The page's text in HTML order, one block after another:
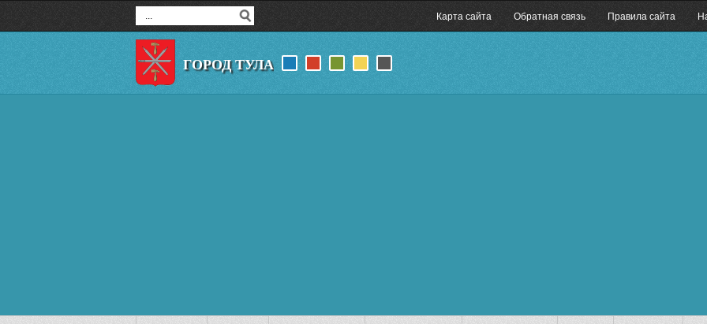
Карта сайта Обратная связь Правила сайта
ГОРОД ТУЛА